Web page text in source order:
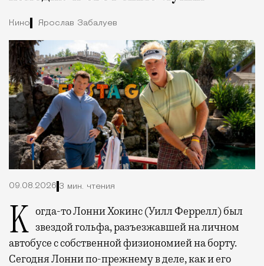
Кино Ярослав Забалуев
09.08.2026 3 мин. чтения
Когда-то Лонни Хокинс (Уилл Феррелл) был звездой гольфа, разъезжавшей на личном
автобусе с собственной физиономией на борту.
Сегодня Лонни по-прежнему в деле, как и его